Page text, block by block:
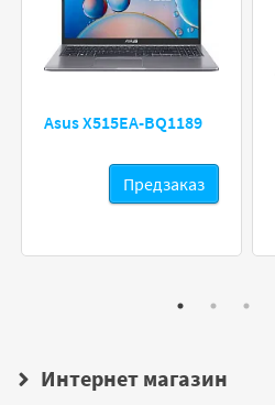
Asus X515EA-BQ1189
Предзаказ
Интернет магазин